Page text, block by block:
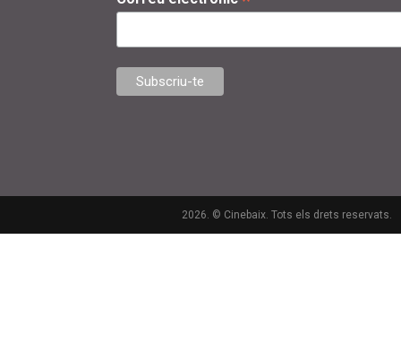
2026. © Cinebaix. Tots els drets reservats.